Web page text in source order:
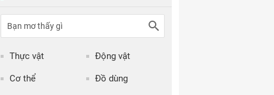
Thực vật Động vật
Cơ thể Đồ dùng